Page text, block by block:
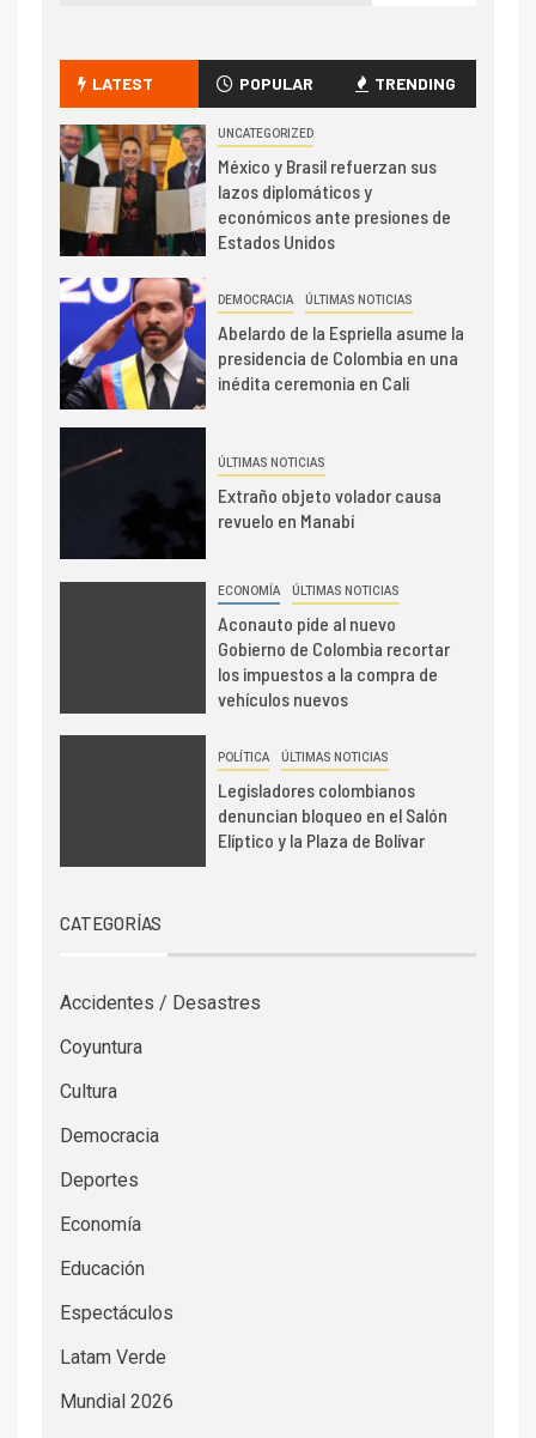
LATEST POPULAR TRENDING
UNCATEGORIZED
México y Brasil refuerzan sus
lazos diplomáticos y
económicos ante presiones de
Estados Unidos
DEMOCRACIA ÚLTIMAS NOTICIAS
Abelardo de la Espriella asume la
presidencia de Colombia en una
inédita ceremonia en Cali
ÚLTIMAS NOTICIAS
Extraño objeto volador causa
revuelo en Manabí
ECONOMÍA ÚLTIMAS NOTICIAS
Aconauto pide al nuevo
Gobierno de Colombia recortar
los impuestos a la compra de
vehículos nuevos
POLÍTICA ÚLTIMAS NOTICIAS
Legisladores colombianos
denuncian bloqueo en el Salón
Elíptico y la Plaza de Bolívar
CATEGORÍAS
Accidentes / Desastres
Coyuntura
Cultura
Democracia
Deportes
Economía
Educación
Espectáculos
Latam Verde
Mundial 2026